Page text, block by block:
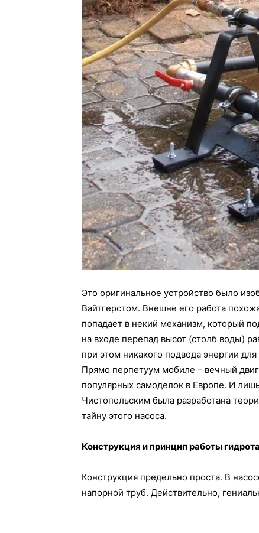
Это оригинальное устройство было
Вайтгерстом. Внешне его работа
попадает в некий механизм, который
на входе перепад высот (столб воды)
при этом никакого подвода энергии
Прямо перпетуум мобиле – вечный
популярных самоделок в Европе. И
Чистопольским была разработана
тайну этого насоса.
Конструкция и принцип работы
Конструкция предельно проста. В
напорной труб. Действительно,